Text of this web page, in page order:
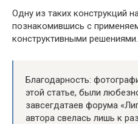
Одну из таких конструкций
познакомившись с
конструктивными решениями.
Благодарность:
этой статье, были
завсегдатаев форума
автора свелась лишь к